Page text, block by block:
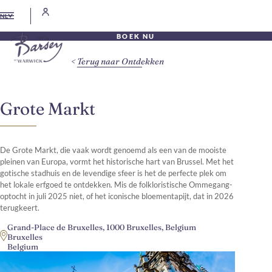
NL
BOEK NU
Grote Markt
De Grote Markt, die vaak wordt genoemd als een van de mooiste
pleinen van Europa, vormt het historische hart van Brussel. Met het
gotische stadhuis en de levendige sfeer is het de perfecte plek om
het lokale erfgoed te ontdekken. Mis de folkloristische Ommegang-
optocht in juli 2025 niet, of het iconische bloementapijt, dat in 2026
terugkeert.
Grand-Place de Bruxelles, 1000 Bruxelles, Belgium
Bruxelles
Belgium
Terug naar Ontdekken